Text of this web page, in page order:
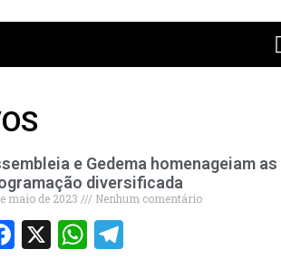
e Gedema homenageiam
diversificada
maio de 2023 Nenhum comentário
Facebook
X WhatsApp